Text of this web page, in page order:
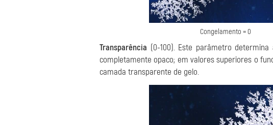
Congelamento = 0
Transparência (0-100). Este parâmetro
completamente opaco; em valores superiores o
camada transparente de gelo.